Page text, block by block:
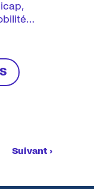
à
Page
Suivant ›